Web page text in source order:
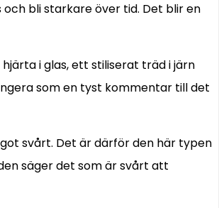
bli starkare över tid. Det blir en
i glas, ett stiliserat träd i järn
som en tyst kommentar till det
svårt. Det är därför den här typen
säger det som är svårt att